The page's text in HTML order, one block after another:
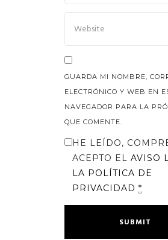
GUARDA MI NOMBRE,
ELECTRÓNICO Y WEB EN
NAVEGADOR PARA LA
QUE COMENTE.
HE LEÍDO,
ACEPTO EL AVISO
LA POLÍTICA DE
PRIVACIDAD *